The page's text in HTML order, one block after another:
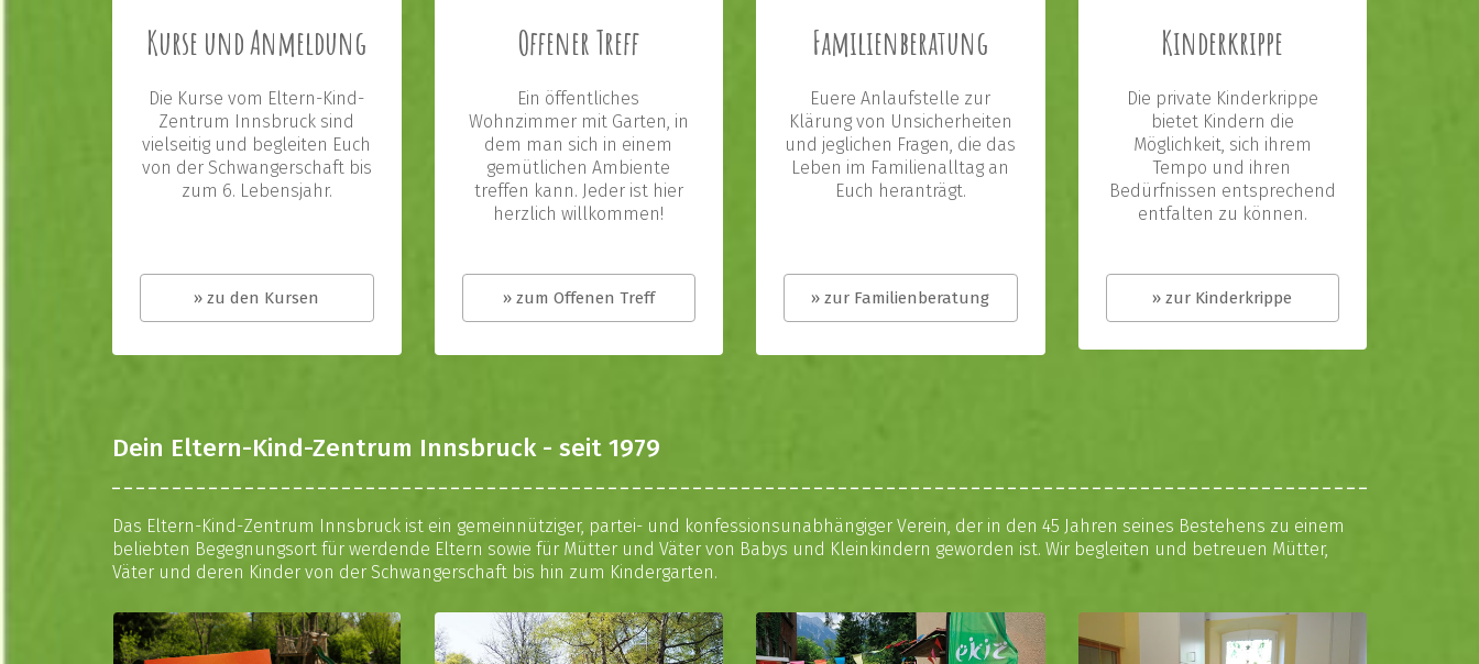
Kurse und Anmeldung
Die Kurse vom Eltern-Kind-
Zentrum Innsbruck sind
vielseitig und begleiten Euch
von der Schwangerschaft bis
zum 6. Lebensjahr.
» zu den Kursen
Offener Treff
Ein öffentliches
Wohnzimmer mit Garten, in
dem man sich in einem
gemütlichen Ambiente
treffen kann. Jeder ist hier
herzlich willkommen!
» zum Offenen Treff
Familienberatung
Euere Anlaufstelle zur
Klärung von Unsicherheiten
und jeglichen Fragen, die das
Leben im Familienalltag an
Euch heranträgt.
» zur Familienberatung
Kinderkrippe
Die private Kinderkrippe
bietet Kindern die
Möglichkeit, sich ihrem
Tempo und ihren
Bedürfnissen entsprechend
entfalten zu können.
» zur Kinderkrippe
Dein Eltern-Kind-Zentrum Innsbruck - seit 1979
Das Eltern-Kind-Zentrum Innsbruck ist ein gemeinnütziger, partei- und konfessionsunabhängiger Verein, der in den 45 Jahren seines Bestehens zu einem
beliebten Begegnungsort für werdende Eltern sowie für Mütter und Väter von Babys und Kleinkindern geworden ist. Wir begleiten und betreuen Mütter,
Väter und deren Kinder von der Schwangerschaft bis hin zum Kindergarten.